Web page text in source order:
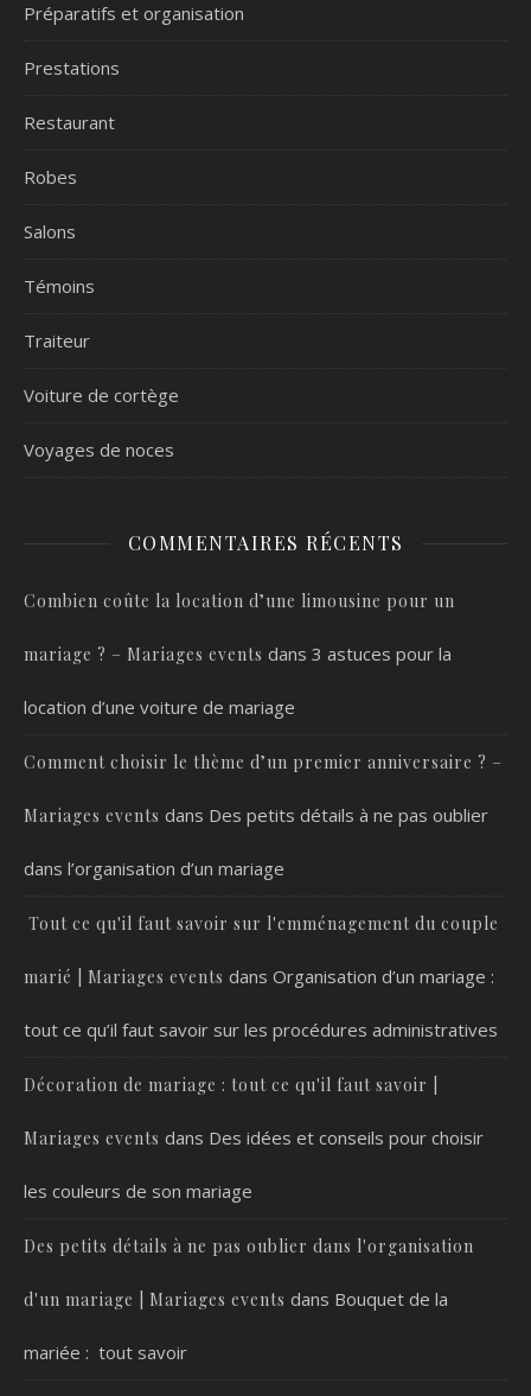
Préparatifs et organisation
Prestations
Restaurant
Robes
Salons
Témoins
Traiteur
Voiture de cortège
Voyages de noces
COMMENTAIRES RÉCENTS
Combien coûte la location d’une limousine pour un
mariage ? – Mariages events dans 3 astuces pour la
location d’une voiture de mariage
Comment choisir le thème d’un premier anniversaire ? –
Mariages events dans Des petits détails à ne pas oublier
dans l’organisation d’un mariage
Tout ce qu'il faut savoir sur l'emménagement du couple
marié | Mariages events dans Organisation d’un mariage :
tout ce qu’il faut savoir sur les procédures administratives
Décoration de mariage : tout ce qu'il faut savoir |
Mariages events dans Des idées et conseils pour choisir
les couleurs de son mariage
Des petits détails à ne pas oublier dans l'organisation
d'un mariage | Mariages events dans Bouquet de la
mariée : tout savoir